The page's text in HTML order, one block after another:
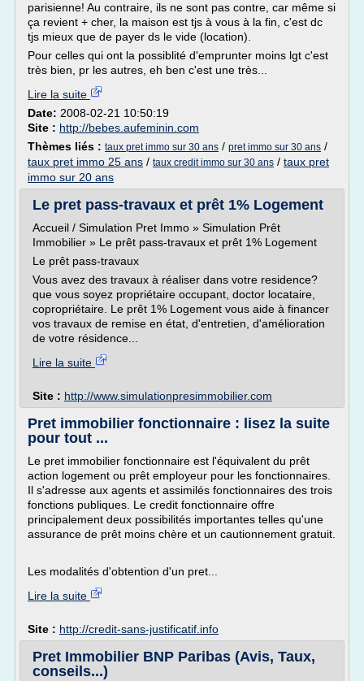
parisienne! Au contraire, ils ne sont pas contre, car même si
ça revient + cher, la maison est tjs à vous à la fin, c'est dc
tjs mieux que de payer ds le vide (location).
Pour celles qui ont la possiblité d'emprunter moins lgt c'est
très bien, pr les autres, eh ben c'est une très...
Lire la suite
Date: 2008-02-21 10:50:19
Site : http://bebes.aufeminin.com
Thèmes liés : taux pret immo sur 30 ans / pret immo sur 30 ans /
taux pret immo 25 ans / taux credit immo sur 30 ans / taux pret
immo sur 20 ans
Le pret pass-travaux et prêt 1% Logement
Accueil / Simulation Pret Immo » Simulation Prêt
Immobilier » Le prêt pass-travaux et prêt 1% Logement
Le prêt pass-travaux
Vous avez des travaux à réaliser dans votre residence?
que vous soyez propriétaire occupant, doctor locataire,
copropriétaire. Le prêt 1% Logement vous aide à financer
vos travaux de remise en état, d'entretien, d'amélioration
de votre résidence...
Lire la suite
Site : http://www.simulationpresimmobilier.com
Pret immobilier fonctionnaire : lisez la suite
pour tout ...
Le pret immobilier fonctionnaire est l'équivalent du prêt
action logement ou prêt employeur pour les fonctionnaires.
Il s'adresse aux agents et assimilés fonctionnaires des trois
fonctions publiques. Le credit fonctionnaire offre
principalement deux possibilités importantes telles qu'une
assurance de prêt moins chère et un cautionnement gratuit.
Les modalités d'obtention d'un pret...
Lire la suite
Site : http://credit-sans-justificatif.info
Pret Immobilier BNP Paribas (Avis, Taux,
conseils...)